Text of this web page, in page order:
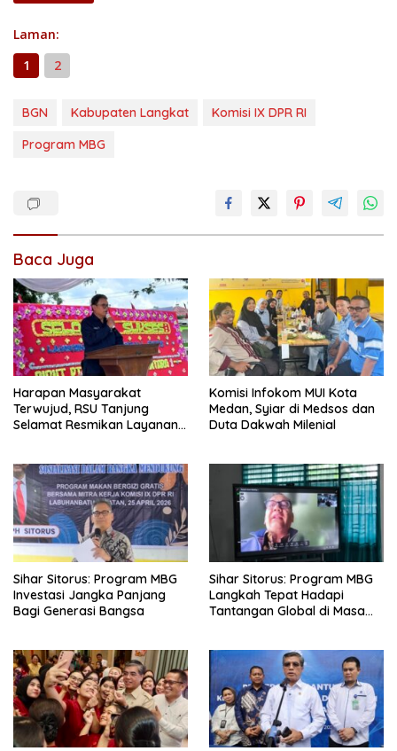
Laman:
1
2
BGN Kabupaten Langkat
Komisi IX DPR RI
Program MBG
Baca Juga
Harapan Masyarakat
Terwujud, RSU Tanjung
Selamat Resmikan Layanan
Komisi Infokom MUI Kota
Medan, Syiar di Medsos dan
Duta Dakwah Milenial
Sihar Sitorus: Program MBG
Investasi Jangka Panjang
Bagi Generasi Bangsa
Sihar Sitorus: Program MBG
Langkah Tepat Hadapi
Tantangan Global di Masa